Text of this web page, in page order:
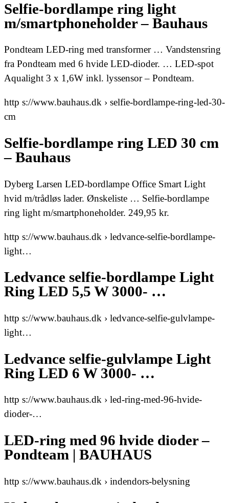
Selfie-bordlampe ring light
m/smartphoneholder – Bauhaus
Pondteam LED-ring med transformer … Vandstensring
fra Pondteam med 6 hvide LED-dioder. … LED-spot
Aqualight 3 x 1,6W inkl. lyssensor – Pondteam.
http s://www.bauhaus.dk › selfie-bordlampe-ring-led-30-
cm
Selfie-bordlampe ring LED 30 cm
– Bauhaus
Dyberg Larsen LED-bordlampe Office Smart Light
hvid m/trådløs lader. Ønskeliste … Selfie-bordlampe
ring light m/smartphoneholder. 249,95 kr.
http s://www.bauhaus.dk › ledvance-selfie-bordlampe-
light…
Ledvance selfie-bordlampe Light
Ring LED 5,5 W 3000- …
http s://www.bauhaus.dk › ledvance-selfie-gulvlampe-
light…
Ledvance selfie-gulvlampe Light
Ring LED 6 W 3000- …
http s://www.bauhaus.dk › led-ring-med-96-hvide-
dioder-…
LED-ring med 96 hvide dioder –
Pondteam | BAUHAUS
http s://www.bauhaus.dk › indendors-belysning